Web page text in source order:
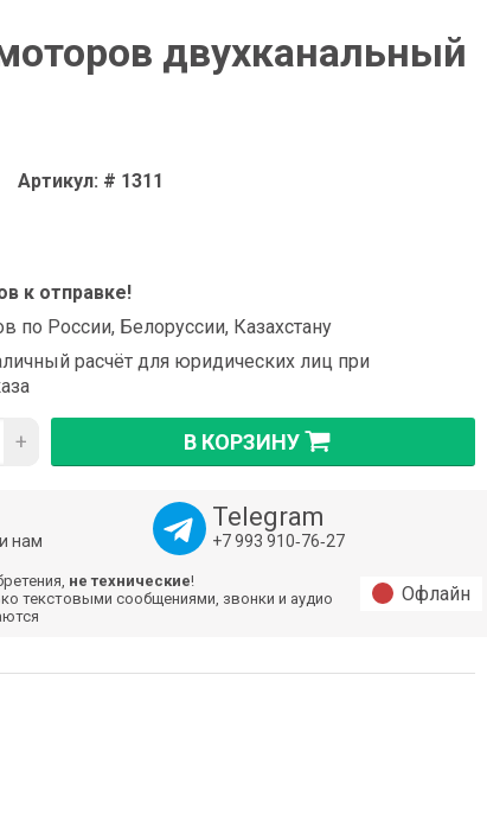
двухканальный
Артикул: # 1311
к отправке!
по России, Белоруссии, Казахстану
расчёт для юридических лиц при
+ В КОРЗИНУ
нам
Telegram
+7 993 910‑76‑27
не технические!
текстовыми сообщениями, звонки и аудио
Офлайн